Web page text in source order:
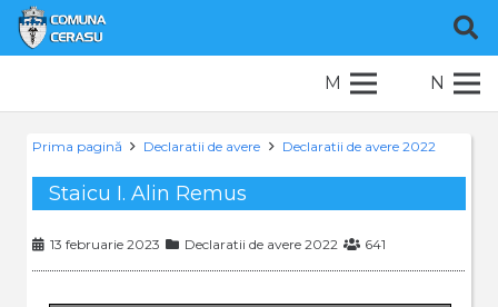
M N
Prima pagină Declaratii de avere Declaratii de avere 2022
Staicu I. Alin Remus
13 februarie 2023 Declaratii de avere 2022 641